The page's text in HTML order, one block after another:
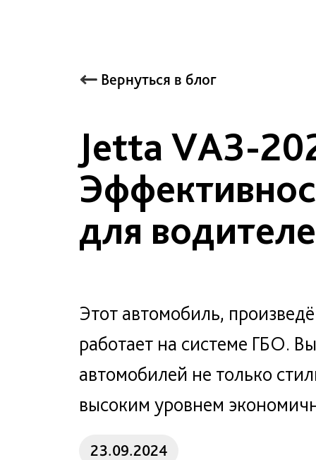
23.09.2024
Этот автомобиль,
работает на системе ГБО.
автомобилей не только
высоким уровнем
Jetta VA3-
для
Вернуться в блог